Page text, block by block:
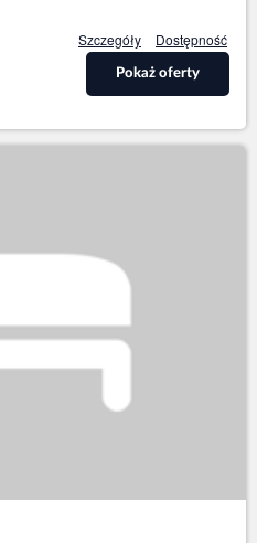
Szczegóły Dostępność
Pokaż oferty